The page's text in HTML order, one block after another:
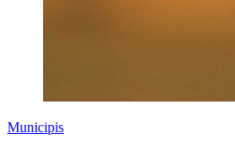
Municipis